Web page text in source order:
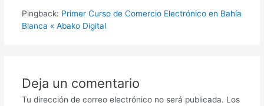
Pingback: Primer Curso de Comercio Electrónico en Bahía
Blanca « Abako Digital
Deja un comentario
Tu dirección de correo electrónico no será publicada. Los